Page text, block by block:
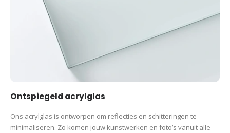
Ontspiegeld acrylglas
Ons acrylglas is ontworpen om reflecties en schitteringen te
minimaliseren. Zo komen jouw kunstwerken en foto’s vanuit alle